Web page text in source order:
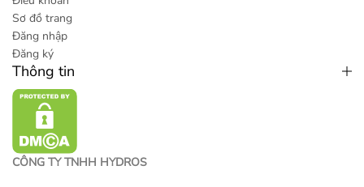
Sơ đồ trang
Đăng nhập
Đăng ký
Thông tin
CÔNG TY TNHH HYDROS